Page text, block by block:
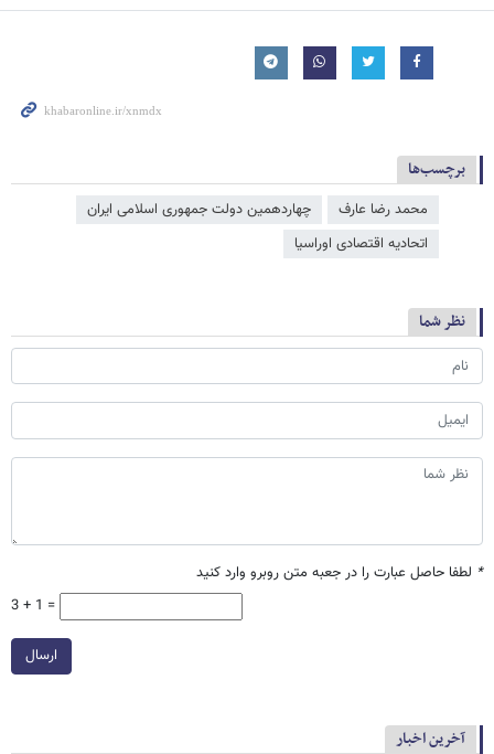
برچسب‌ها
محمد رضا عارف
چهاردهمین دولت جمهوری اسلامی ایران
اتحادیه اقتصادی اوراسیا
نظر شما
* لطفا حاصل عبارت را در جعبه متن روبرو وارد کنید
3 + 1 =
ارسال
آخرین اخبار